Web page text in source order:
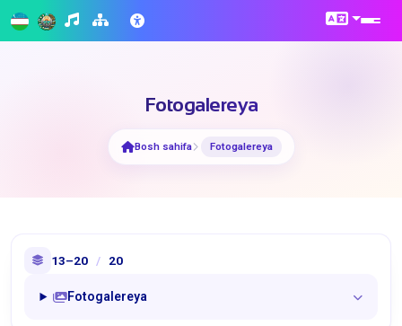
Fotogalereya
Bosh sahifa Fotogalereya
13–20 / 20
Fotogalereya